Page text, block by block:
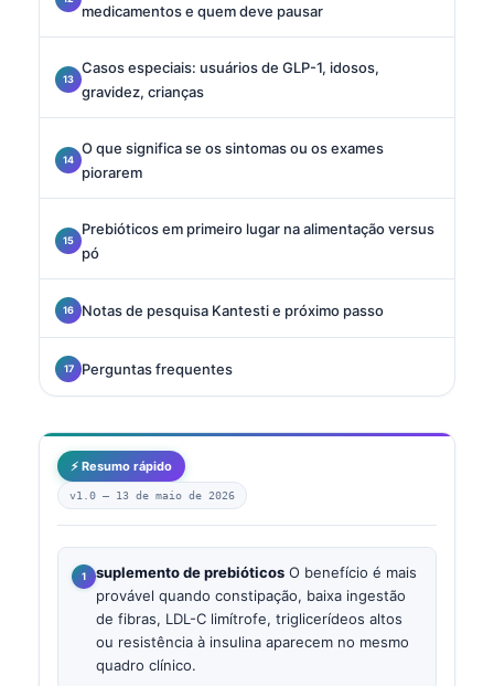
medicamentos e quem deve pausar
Casos especiais: usuários de GLP-1, idosos,
gravidez, crianças
O que significa se os sintomas ou os exames
piorarem
Prebióticos em primeiro lugar na alimentação versus
pó
Notas de pesquisa Kantesti e próximo passo
Perguntas frequentes
⚡ Resumo rápido
v1.0 — 13 de maio de 2026
suplemento de prebióticos O benefício é mais
provável quando constipação, baixa ingestão
de fibras, LDL-C limítrofe, triglicerídeos altos
ou resistência à insulina aparecem no mesmo
quadro clínico.